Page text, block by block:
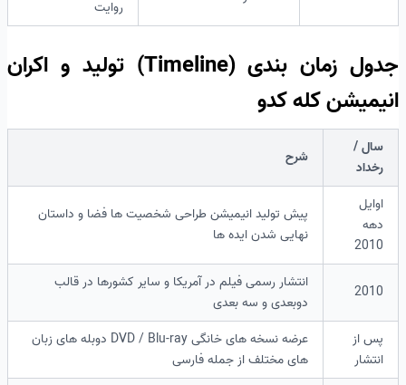
روایت
جدول زمان بندی (Timeline) تولید و اکران
انیمیشن کله کدو
سال /
رخداد
شرح
اوایل
دهه
2010
پیش تولید انیمیشن طراحی شخصیت ها فضا و داستان
نهایی شدن ایده ها
2010
انتشار رسمی فیلم در آمریکا و سایر کشورها در قالب
دوبعدی و سه بعدی
پس از
انتشار
عرضه نسخه های خانگی DVD / Blu-ray دوبله های زبان
های مختلف از جمله فارسی